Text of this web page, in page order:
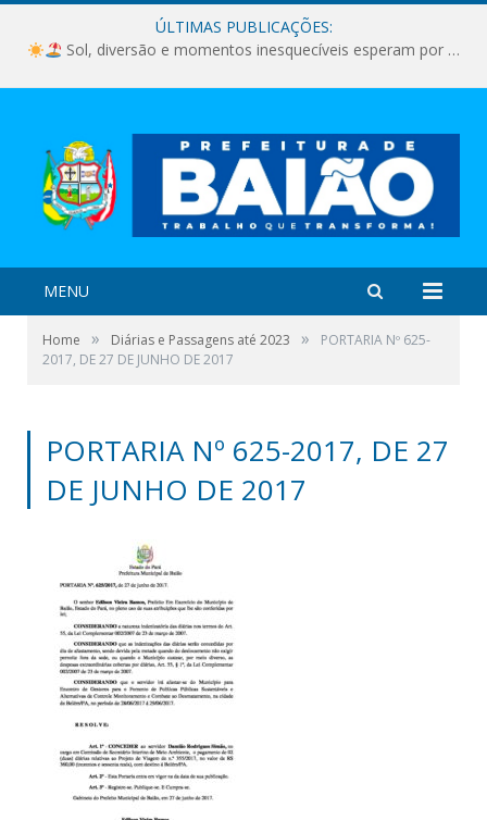
ÚLTIMAS PUBLICAÇÕES:
Sol, diversão e momentos inesquecíveis esperam por você!
MENU
Home » Diárias e Passagens até 2023 »
PORTARIA Nº 625-
2017, DE 27 DE JUNHO DE 2017
PORTARIA Nº 625-2017, DE 27
DE JUNHO DE 2017